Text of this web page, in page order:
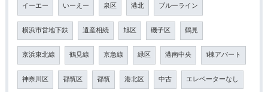
イーエー いーえー 泉区 港北 ブルーライン
横浜市営地下鉄 遺産相続 旭区 磯子区 鶴見
京浜東北線 鶴見線 京急線 緑区 港南中央 1棟アパート
神奈川区 都筑区 都筑 港北区 中古 エレベーターなし